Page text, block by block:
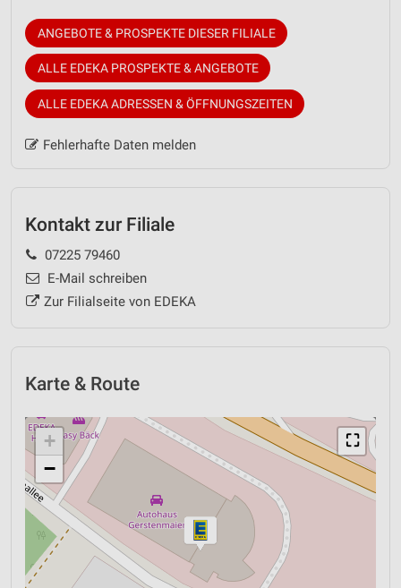
ANGEBOTE & PROSPEKTE DIESER FILIALE
ALLE EDEKA PROSPEKTE & ANGEBOTE
ALLE EDEKA ADRESSEN & ÖFFNUNGSZEITEN
Fehlerhafte Daten melden
Kontakt zur Filiale
07225 79460
E-Mail schreiben
Zur Filialseite von EDEKA
Karte & Route
⛶
+
−